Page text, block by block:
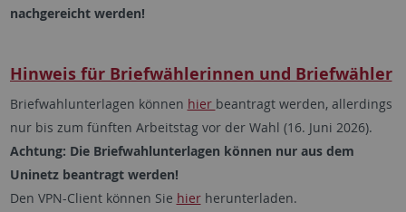
nachgereicht werden!
Hinweis für Briefwählerinnen und Briefwähler
Briefwahlunterlagen können hier beantragt werden, allerdings
nur bis zum fünften Arbeitstag vor der Wahl (16. Juni 2026).
Achtung: Die Briefwahlunterlagen können nur aus dem
Uninetz beantragt werden!
Den VPN-Client können Sie hierherunterladen.